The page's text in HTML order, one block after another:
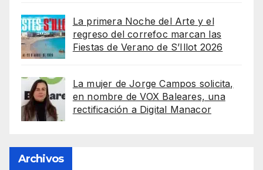
La primera Noche del Arte y el
regreso del correfoc marcan las
Fiestas de Verano de S’Illot 2026
La mujer de Jorge Campos solicita,
en nombre de VOX Baleares, una
rectificación a Digital Manacor
Archivos